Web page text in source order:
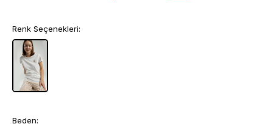
Renk Seçenekleri:
Beden: